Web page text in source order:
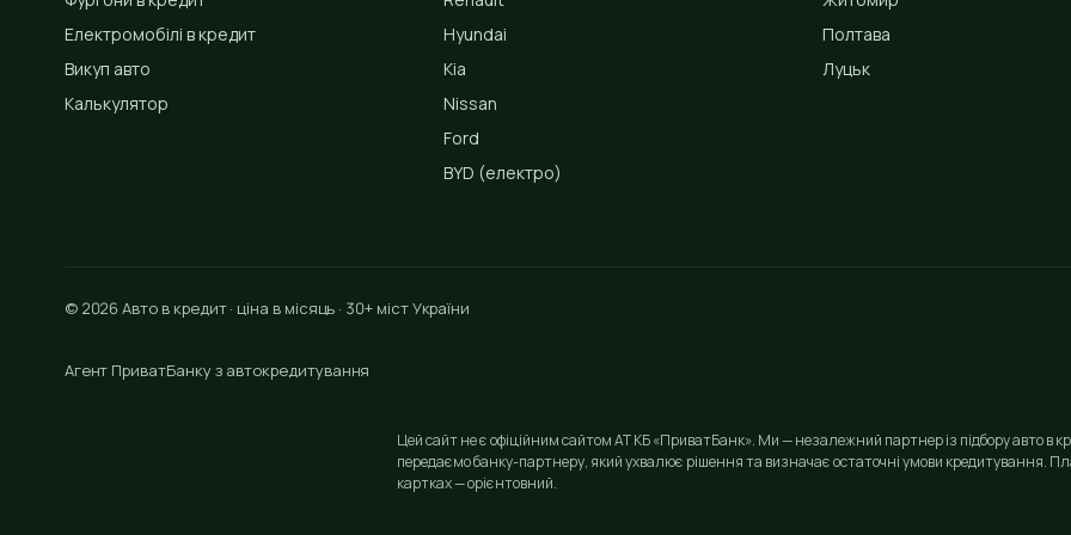
Електромобілі в кредит
Викуп авто
Калькулятор
Hyundai
Kia
Nissan
Ford
BYD (електро)
Полтава
Луцьк
© 2026 Авто в кредит · ціна в місяць · 30+ міст України
Агент ПриватБанку з автокредитування
Цей сайт не є офіційним сайтом АТ КБ «ПриватБанк». Ми — незалежний партнер із підбору авто в
передаємо банку-партнеру, який ухвалює рішення та визначає остаточні умови кредитування.
картках — орієнтовний.